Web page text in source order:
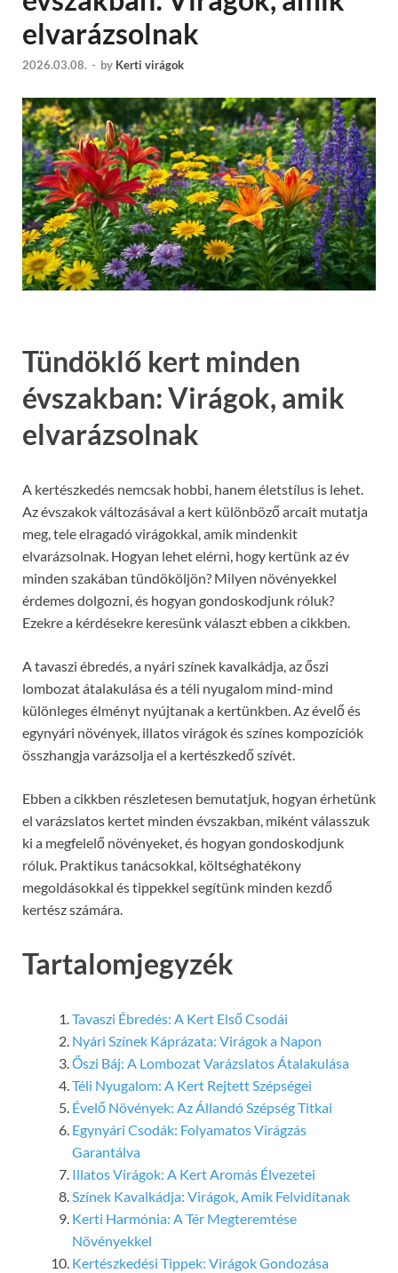
elvarázsolnak
2026.03.08. - by Kerti virágok
Tündöklő kert minden
évszakban: Virágok, amik
elvarázsolnak
A kertészkedés nemcsak hobbi, hanem életstílus is lehet.
Az évszakok változásával a kert különböző arcait mutatja
meg, tele elragadó virágokkal, amik mindenkit
elvarázsolnak. Hogyan lehet elérni, hogy kertünk az év
minden szakában tündököljön? Milyen növényekkel
érdemes dolgozni, és hogyan gondoskodjunk róluk?
Ezekre a kérdésekre keresünk választ ebben a cikkben.
A tavaszi ébredés, a nyári színek kavalkádja, az őszi
lombozat átalakulása és a téli nyugalom mind-mind
különleges élményt nyújtanak a kertünkben. Az évelő és
egynyári növények, illatos virágok és színes kompozíciók
összhangja varázsolja el a kertészkedő szívét.
Ebben a cikkben részletesen bemutatjuk, hogyan érhetünk
el varázslatos kertet minden évszakban, miként válasszuk
ki a megfelelő növényeket, és hogyan gondoskodjunk
róluk. Praktikus tanácsokkal, költséghatékony
megoldásokkal és tippekkel segítünk minden kezdő
kertész számára.
Tartalomjegyzék
Tavaszi Ébredés: A Kert Első Csodái
Nyári Színek Káprázata: Virágok a Napon
Őszi Báj: A Lombozat Varázslatos Átalakulása
Téli Nyugalom: A Kert Rejtett Szépségei
Évelő Növények: Az Állandó Szépség Titkai
Egynyári Csodák: Folyamatos Virágzás
Garantálva
Illatos Virágok: A Kert Aromás Élvezetei
Színek Kavalkádja: Virágok, Amik Felvidítanak
Kerti Harmónia: A Tér Megteremtése
Növényekkel
Kertészkedési Tippek: Virágok Gondozása